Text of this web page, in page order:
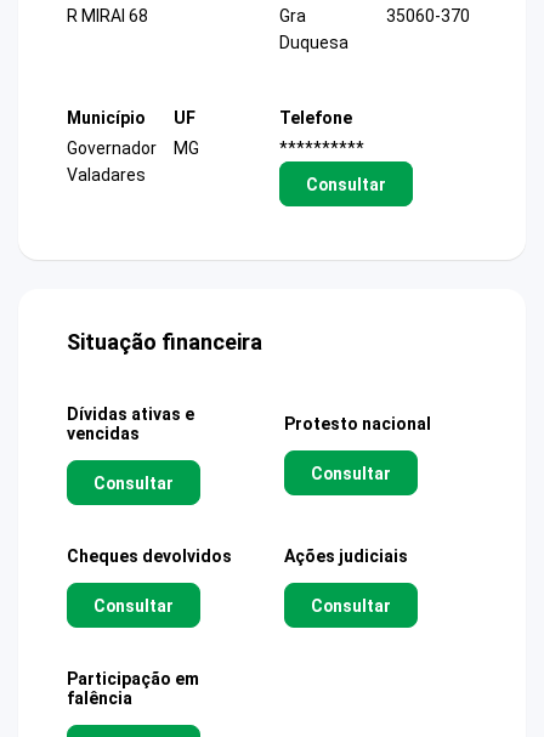
R MIRAI 68
Gra
Duquesa
35060-370
Município
Governador
Valadares
UF
MG
Telefone
**********
Consultar
Situação financeira
Dívidas ativas e
vencidas
Consultar
Protesto nacional
Consultar
Cheques devolvidos
Consultar
Ações judiciais
Consultar
Participação em
falência